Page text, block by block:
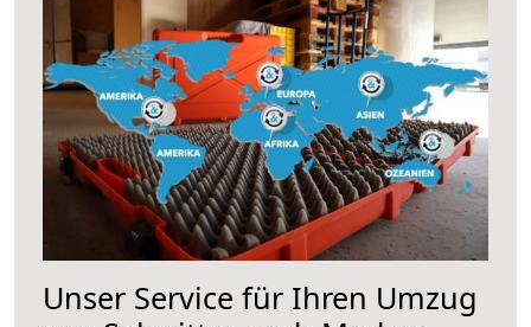
Unser Service für Ihren Umzug